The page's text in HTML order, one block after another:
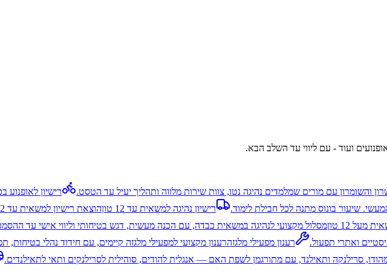
ועוד - עם ליווי עד השלב הבא.
והשומרון עם מורים שמלמדים נהיגה נטו, צוות שירות מלווה ותהליך יעיל עד הטסט. רישיון לאופנוע
שיעור בונוס מתנה לכל חבילת לימוד.
רישיון נהיגה למשאית עד 12 טון
מעל 12 טון מסלול מקצועי לנהיגה במשאית כבדה, עם הכנה מעשית, דגש בטיחותי וליווי אישי עד
ואתרי תפעול.
רענון מפעילי מלגזהרענון מקצועי למפעילי מלגזה קיימים, עם חידוד נהלי בטיחות,
סרילנקה ותאילנד, עם מתורגמן לשפת האם — אנגלית להודים, סוהילית לסרילנקים ותאי לתאילנדים.